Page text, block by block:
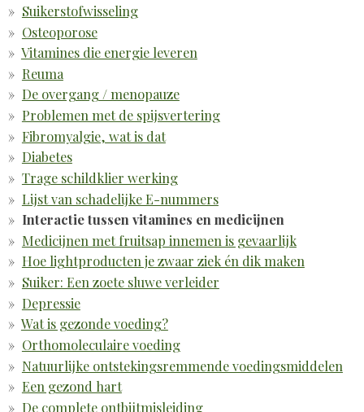
Suikerstofwisseling
Osteoporose
Vitamines die energie leveren
Reuma
De overgang / menopauze
Problemen met de spijsvertering
Fibromyalgie, wat is dat
Diabetes
Trage schildklier werking
Lijst van schadelijke E-nummers
Interactie tussen vitamines en medicijnen
Medicijnen met fruitsap innemen is gevaarlijk
Hoe lightproducten je zwaar ziek én dik maken
Suiker: Een zoete sluwe verleider
Depressie
Wat is gezonde voeding?
Orthomoleculaire voeding
Natuurlijke ontstekingsremmende voedingsmiddelen
Een gezond hart
De complete ontbijtmisleiding